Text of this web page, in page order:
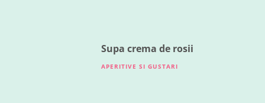
Supa crema de rosii
APERITIVE SI GUSTARI